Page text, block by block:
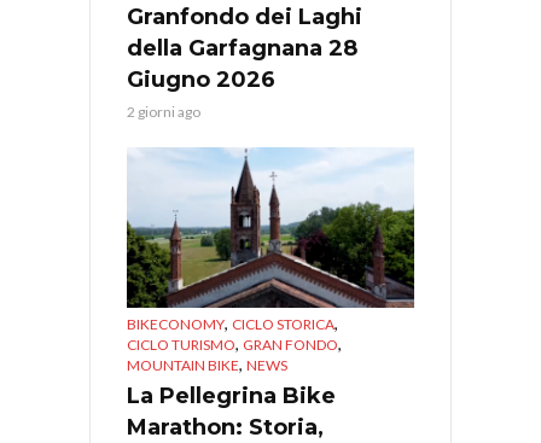
Granfondo dei Laghi
della Garfagnana 28
Giugno 2026
2 giorni ago
BIKECONOMY, CICLO STORICA,
CICLO TURISMO, GRAN FONDO,
MOUNTAIN BIKE, NEWS
La Pellegrina Bike
Marathon: Storia,